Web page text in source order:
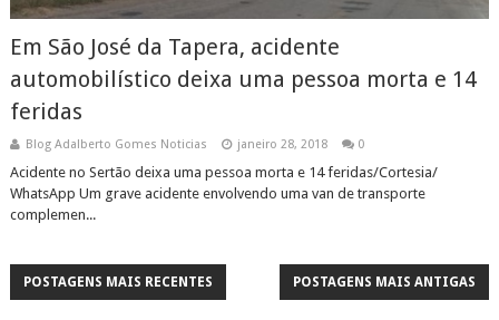
Em São José da Tapera, acidente
automobilístico deixa uma pessoa morta e 14
feridas
Blog Adalberto Gomes Noticias janeiro 28, 2018 0
Acidente no Sertão deixa uma pessoa morta e 14 feridas/Cortesia/
WhatsApp Um grave acidente envolvendo uma van de transporte
complemen...
POSTAGENS MAIS RECENTES POSTAGENS MAIS ANTIGAS